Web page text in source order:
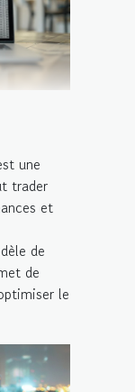
une
trader
et
de
de
le